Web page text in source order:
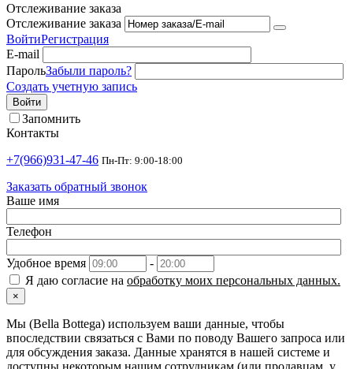
Отслеживание заказа
Отслеживание заказа
ВойтиРегистрация
E-mail
ПарольЗабыли пароль?
Создать учетную запись
Войти
Запомнить
Контакты
+7(966)931-47-46 Пн-Пт: 9:00-18:00
Заказать обратный звонок
Ваше имя
Телефон
Удобное время
-
Я даю согласие на обработку моих персональных данных.
×
Мы (Bella Bottega) используем ваши данные, чтобы
впоследствии связаться с Вами по поводу Вашего запроса или
для обсуждения заказа. Данные хранятся в нашей системе и
доступны некоторым нашим сотрудникам (или продавцам, у